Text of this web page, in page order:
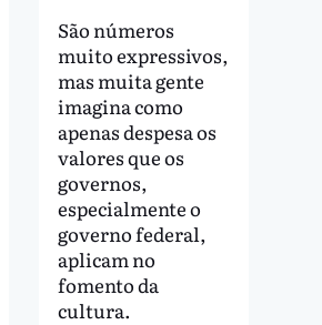
São números
muito expressivos,
mas muita gente
imagina como
apenas despesa os
valores que os
governos,
especialmente o
governo federal,
aplicam no
fomento da
cultura.